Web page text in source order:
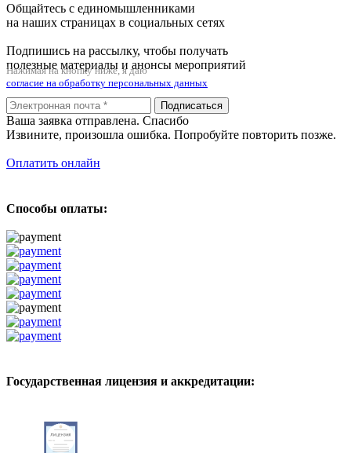
Общайтесь с единомышленниками
на наших страницах в социальных сетях
Подпишись на рассылку, чтобы получать
полезные материалы и анонсы мероприятий
Нажимая на кнопку ниже, я даю
согласие на обработку персональных данных
Подписаться
Ваша заявка отправлена. Спасибо
Извините, произошла ошибка. Попробуйте повторить позже.
Оплатить онлайн
Способы оплаты:
Государственная лицензия и аккредитации: